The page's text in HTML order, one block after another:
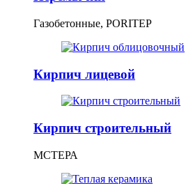
Газобетонные, PORITEP
Кирпич лицевой
Кирпич строительный
МСТЕРА